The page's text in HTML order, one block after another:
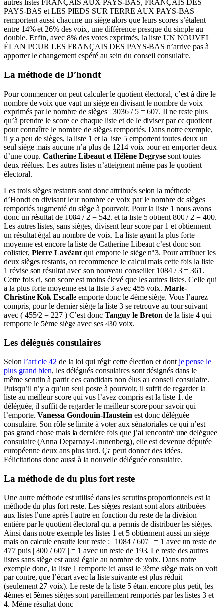
autres listes FRANÇAIS AUX PAYS-BAS, FRANÇAIS DES
PAYS-BAS et LES PIEDS SUR TERRE AUX PAYS-BAS
remportent aussi chacune un siège alors que leurs scores s’étalent
entre 14% et 26% des voix, une différence presque du simple au
double. Enfin, avec 8% des votes exprimés, la liste UN NOUVEL
ÉLAN POUR LES FRANÇAIS DES PAYS-BAS n’arrive pas à
apporter le changement espéré au sein du conseil consulaire.
La méthode de D’hondt
Pour commencer on peut calculer le quotient électoral, c’est à dire le
nombre de voix que vaut un siège en divisant le nombre de voix
exprimés par le nombre de sièges : 3036 / 5 = 607. Il ne reste plus
qu’à prendre le score de chaque liste et de le diviser par ce quotient
pour connaître le nombre de sièges remportés. Dans notre exemple,
il y a peu de sièges, la liste 1 et la liste 5 emportent toutes deux un
seul siège mais aucune n’a plus de 1214 voix pour en emporter deux
d’une coup. Catherine Libeaut et Hélène Degryse sont toutes
deux réélues. Les autres listes n’atteignent même pas le quotient
électoral.
Les trois sièges restants sont donc attribués selon la méthode
d’Hondt en divisant leur nombre de voix par le nombre de sièges
remportés augmenté du siège à pourvoir. Pour la liste 1 nous avons
donc un résultat de 1084 / 2 = 542. et la liste 5 obtient 800 / 2 = 400.
Les autres listes, sans sièges, divisent leur score par 1 et obtiennent
un résultat égal au nombre de voix. La liste ayant la plus forte
moyenne est encore la liste de Catherine Libeaut c’est donc son
colistier, Pierre Lavéant qui emporte le siège n°3. Pour attribuer les
deux sièges restants, on recommence le calcul mais cette fois la liste
1 révise son résultat avec son nouveau conseiller 1084 / 3 = 361.
Cette fois ci, son score est moins élevé que les autres listes. Celle qui
a la plus forte moyenne est la liste 3 avec 455 voix. Marie-
Christine Kok Escalle emporte donc le 4ème siège. Vous l’aurez
compris, pour le dernier siège la liste 3 se retrouve au tour suivant
avec ( 455/2 = 227 ) C’est donc Tanguy le Breton de la liste 4 qui
remporte le 5ème siège avec ses 430 voix.
Les délégués consulaires
Selon l’article 42 de la loi qui régit cette élection et dont je pense le
plus grand bien, les délégués consulaires sont désignés dans le
même scrutin à partir des candidats non élus au conseil consulaire.
Puisqu’il n’y a qu’un seul poste à pourvoir, il suffit de regarder la
liste au meilleur score qui vus l’avez compris est la liste 1. de
déléguée, il suffit de regarder le meilleur score pour savoir qui
l’emporte. Vanessa Gondouin-Haustein est donc déléguée
consulaire. Son rôle se limite à voter aux sénatoriales ce qui n’est
pas grand chose mais la dernière fois que j’ai rencontré une déléguée
consulaire (Anna Deparnay-Grunenberg), elle est devenue députée
européenne deux ans plus tard. Ça peut donner des idées.
Félicitations donc aussi à la nouvelle déléguée consulaire.
La méthode de du plus fort reste
Une autre méthode est utilisé dans les scrutins proportionnels est la
méthode du plus fort reste. Les sièges restant sont alors attribuées
aux listes l’une après l’autre en fonction du reste de la division
entière par le quotient électoral qui a permis de distribuer les sièges.
Ainsi dans notre exemple les listes 1 et 5 obtiennent aussi un siège
mais on calcule ensuite leur reste : | 1084 / 607 | = 1 avec un reste de
477 puis | 800 / 607 | = 1 avec un reste de 193. Le reste des autres
listes sans siège est aussi égale au nombre de voix. Dans notre
exemple donc, la liste 1 remporte ici aussi le 3ème siège mais on voit
par contre, que l’écart avec la liste suivante est plus réduit
(seulement 27 voix). Le reste de la liste 5 étant encore plus petit, les
4èmes et 5èmes sièges sont pareillement remportés par les listes 3 et
4. Même résultat donc.